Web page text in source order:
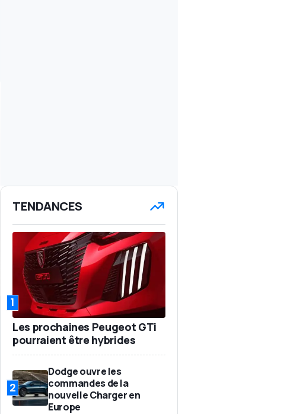
TENDANCES
1
Les prochaines Peugeot GTi
pourraient être hybrides
2
Dodge ouvre les
commandes de la
nouvelle Charger en
Europe